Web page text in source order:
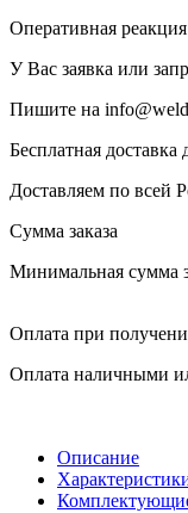
Оперативная
У Вас заявка или
Пишите на
Бесплатная доставка
Доставляем по
Сумма заказа
Минимальная сумма
Оплата при
Оплата наличными
Описание